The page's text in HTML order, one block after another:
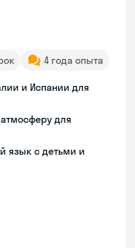
4 года опыта
и Испании для
для
язык с детьми и